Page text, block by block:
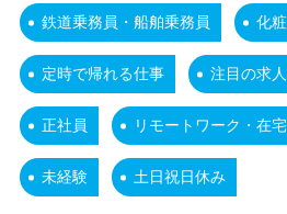
鉄道乗務員・船舶乗務員 化
定時で帰れる仕事 注目の求
正社員 リモートワーク・在
未経験 土日祝日休み